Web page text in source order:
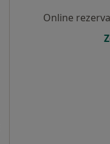
Online